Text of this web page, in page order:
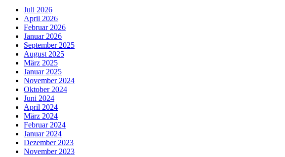
Juli 2026
April 2026
Februar 2026
Januar 2026
September 2025
August 2025
März 2025
Januar 2025
November 2024
Oktober 2024
Juni 2024
April 2024
März 2024
Februar 2024
Januar 2024
Dezember 2023
November 2023